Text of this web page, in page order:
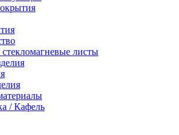
листы
/ Кафель